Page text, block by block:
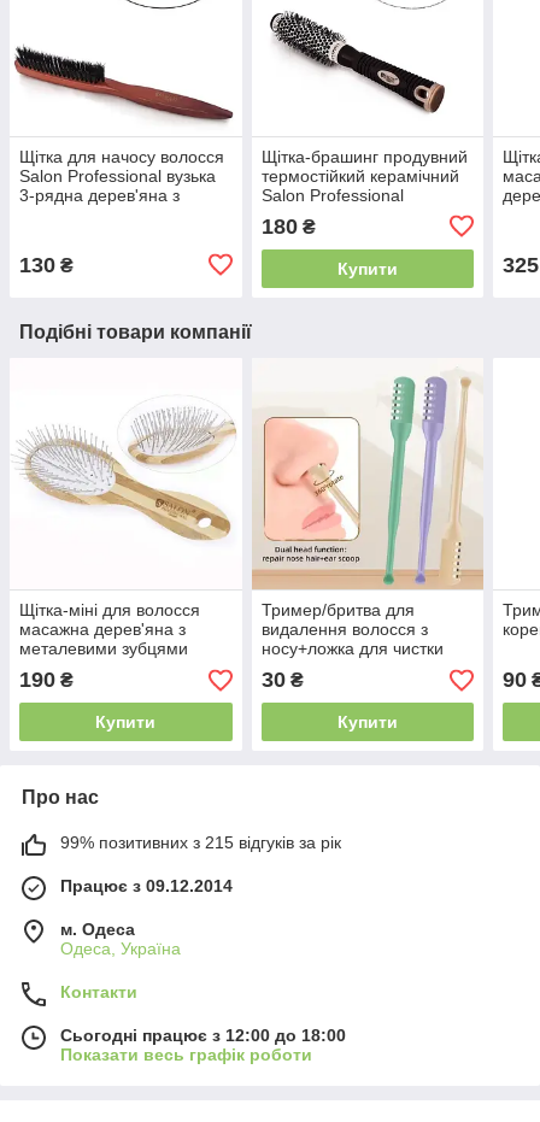
Щітка для начосу волосся
Salon Professional вузька
3-рядна дерев'яна з
130 ₴
Щітка-брашинг продувний
термостійкий керамічний
Salon Professional
180₴
Купити 325
Подібні товари компанії
Щітка-міні для волосся
масажна дерев'яна з
металевими зубцями
72252BP Salon
Professional
190 ₴
Купити
Тример/бритва для
видалення волосся з
носу+ложка для чистки
ушей спіральна
30₴
Купити
90
Про нас
99% позитивних з 215 відгуків за рік
Працює з 09.12.2014
м. Одеса
Одеса, Україна
Контакти
Сьогодні працює з 12:00 до 18:00
Показати весь графік роботи